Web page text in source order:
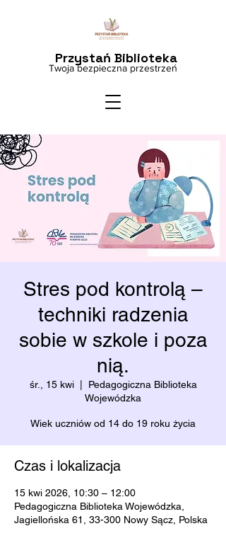
Twoja bezpieczna przestrzeń
Przystań Biblioteka
Stres pod kontrolą –
techniki radzenia
sobie w szkole i poza
nią.
śr., 15 kwi
  |
Pedagogiczna Biblioteka
Wojewódzka
Wiek uczniów od 14 do 19 roku życia
Czas i lokalizacja
15 kwi 2026, 10:30 – 12:00
Pedagogiczna Biblioteka Wojewódzka,
Jagiellońska 61, 33-300 Nowy Sącz, Polska